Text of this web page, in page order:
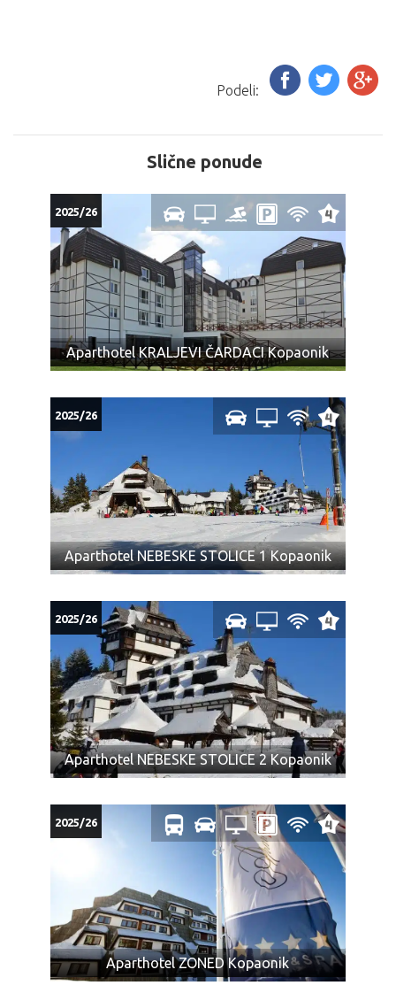
Podeli:
Slične ponude
Aparthotel KRALJEVI ČARDACI Kopaonik
2025/26
Aparthotel NEBESKE STOLICE 1 Kopaonik
2025/26
Aparthotel NEBESKE STOLICE 2 Kopaonik
2025/26
Aparthotel ZONED Kopaonik
2025/26